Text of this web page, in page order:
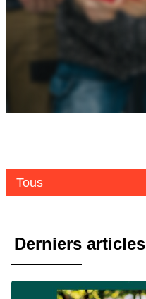
Tous
Derniers articles